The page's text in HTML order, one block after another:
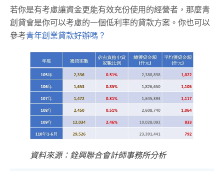
若你是有考慮讓資金更能有效充份使用的經營者，那麼青
創貸會是你可以考慮的一個低利率的貸款方案。你也可以
參考青年創業貸款好辦嗎？
資料來源：銓興聯合會計師事務所分析